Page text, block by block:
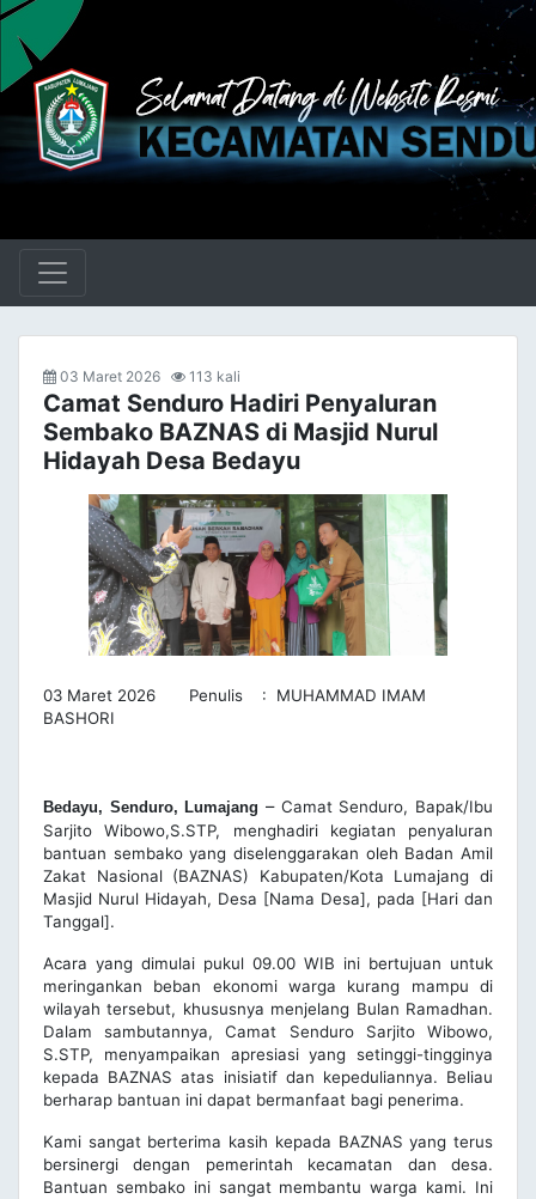
03 Maret 2026 113 kali
Camat Senduro Hadiri Penyaluran
Sembako BAZNAS di Masjid Nurul
Hidayah Desa Bedayu
03 Maret 2026 Penulis : MUHAMMAD IMAM
BASHORI
Bedayu, Senduro, Lumajang – Camat Senduro, Bapak/Ibu
Sarjito Wibowo,S.STP, menghadiri kegiatan penyaluran
bantuan sembako yang diselenggarakan oleh Badan Amil
Zakat Nasional (BAZNAS) Kabupaten/Kota Lumajang di
Masjid Nurul Hidayah, Desa [Nama Desa], pada [Hari dan
Tanggal].
Acara yang dimulai pukul 09.00 WIB ini bertujuan untuk
meringankan beban ekonomi warga kurang mampu di
wilayah tersebut, khususnya menjelang Bulan Ramadhan.
Dalam sambutannya, Camat Senduro Sarjito Wibowo,
S.STP, menyampaikan apresiasi yang setinggi-tingginya
kepada BAZNAS atas inisiatif dan kepeduliannya. Beliau
berharap bantuan ini dapat bermanfaat bagi penerima.
Kami sangat berterima kasih kepada BAZNAS yang terus
bersinergi dengan pemerintah kecamatan dan desa.
Bantuan sembako ini sangat membantu warga kami. Ini